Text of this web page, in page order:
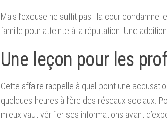
Mais l’excuse ne suffit pas : la cour condamne
famille pour atteinte à la réputation. Une
Une leçon pour les
Cette affaire rappelle à quel point une
quelques heures à l’ère des réseaux sociaux.
mieux vaut vérifier ses informations avant